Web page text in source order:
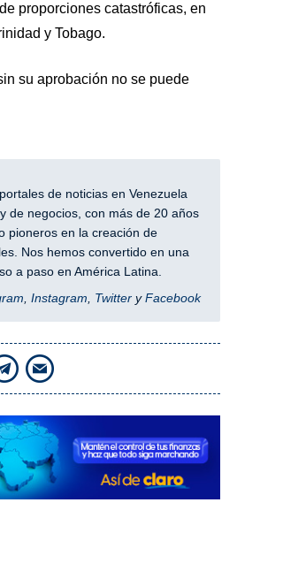
proporciones catastróficas, en
y Tobago.
su aprobación no se puede
de noticias en Venezuela
de negocios, con más de 20 años
pioneros en la creación de
Nos hemos convertido en una
a paso en América Latina.
, Instagram, TwitteryFacebook